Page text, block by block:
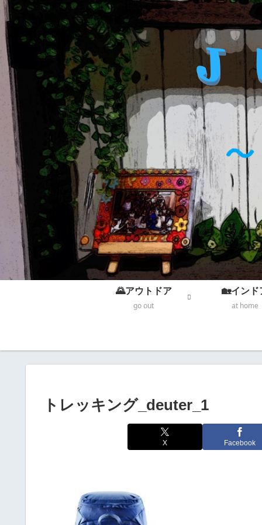
🌄アウトドア
go out
🏡インド
at home
トレッキング_deuter_1
X Facebook